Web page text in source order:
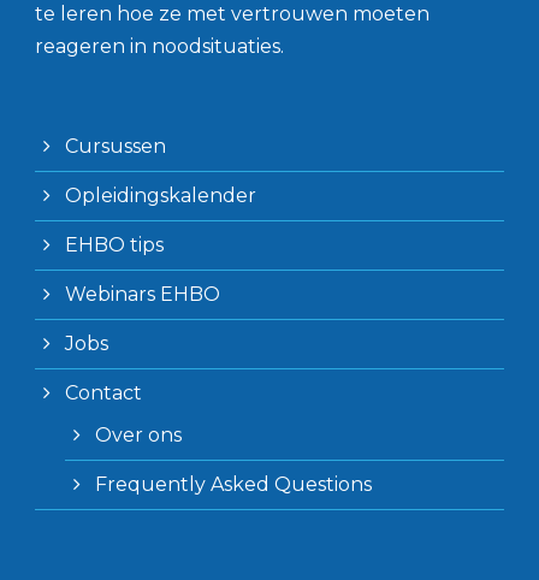
te leren hoe ze met vertrouwen moeten
reageren in noodsituaties.
Cursussen
Opleidingskalender
EHBO tips
Webinars EHBO
Jobs
Contact
Over ons
Frequently Asked Questions